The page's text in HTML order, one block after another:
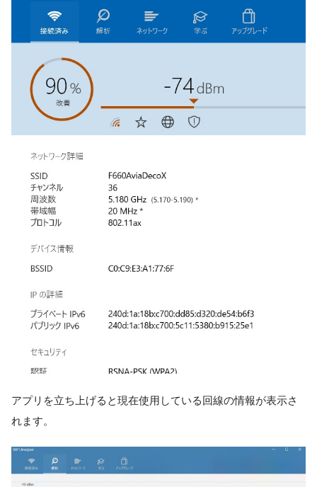
アプリを立ち上げると現在使用している回線の情報が表示さ
れます。